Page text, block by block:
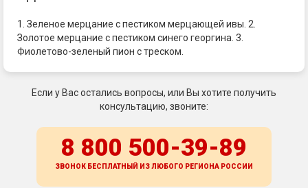
1. Зеленое мерцание с пестиком мерцающей ивы. 2.
Золотое мерцание с пестиком синего георгина. 3.
Фиолетово-зеленый пион с треском.
Если у Вас остались вопросы, или Вы хотите получить
консультацию, звоните:
8 800 500-39-89
ЗВОНОК БЕСПЛАТНЫЙ ИЗ ЛЮБОГО РЕГИОНА РОССИИ